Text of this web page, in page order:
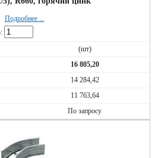
Подробнее ...
(шт)
16 805,20
14 284,42
11 763,64
По запросу